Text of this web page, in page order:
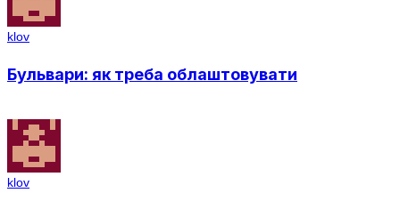
klov
Бульвари: як треба облаштовувати
klov